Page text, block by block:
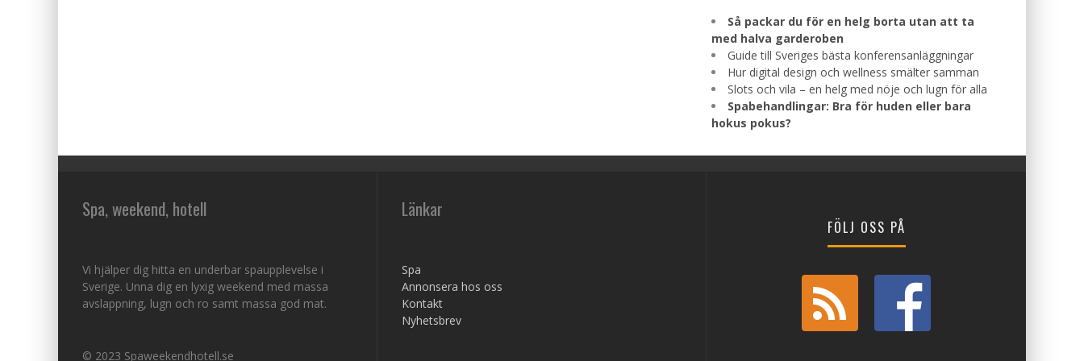
Så packar du för en helg borta utan att ta
med halva garderoben
Guide till Sveriges bästa konferensanläggningar
Hur digital design och wellness smälter samman
Slots och vila – en helg med nöje och lugn för alla
Spabehandlingar: Bra för huden eller bara
hokus pokus?
Spa, weekend, hotell
Vi hjälper dig hitta en underbar spaupplevelse i
Sverige. Unna dig en lyxig weekend med massa
avslappning, lugn och ro samt massa god mat.
© 2023 Spaweekendhotell.se
Länkar
Spa
Annonsera hos oss
Kontakt
Nyhetsbrev
FÖLJ OSS PÅ